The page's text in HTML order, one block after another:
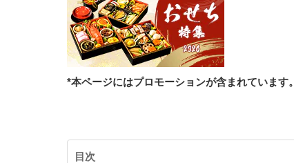
*本ページにはプロモーションが含まれています。
目次